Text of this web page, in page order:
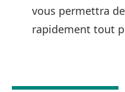
vous permettra
rapidement tout